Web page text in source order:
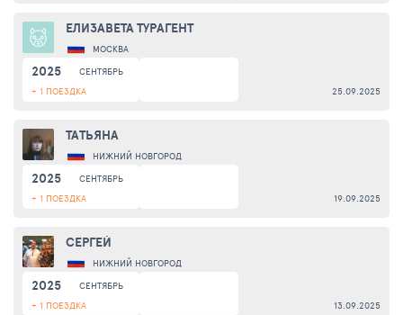
ЕЛИЗАВЕТА ТУРАГЕНТ
МОСКВА
2025
СЕНТЯБРЬ
+ 1 ПОЕЗДКА
25.09.2025
ТАТЬЯНА
НИЖНИЙ НОВГОРОД
2025
СЕНТЯБРЬ
+ 1 ПОЕЗДКА
19.09.2025
СЕРГЕЙ
НИЖНИЙ НОВГОРОД
2025
СЕНТЯБРЬ
+ 1 ПОЕЗДКА
13.09.2025